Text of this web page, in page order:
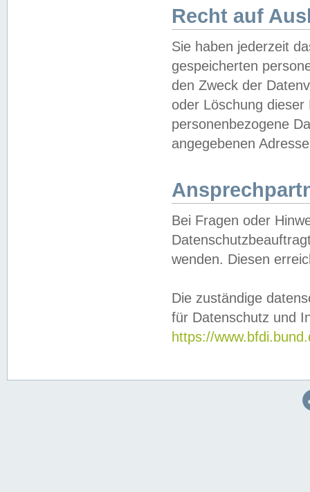
Recht auf
Sie haben jederzeit
gespeicherten
den Zweck der
oder Löschung
personenbezogene
angegebenen
Bei Fragen oder
wenden. Diesen
Die zuständige
für Datenschutz und
https://